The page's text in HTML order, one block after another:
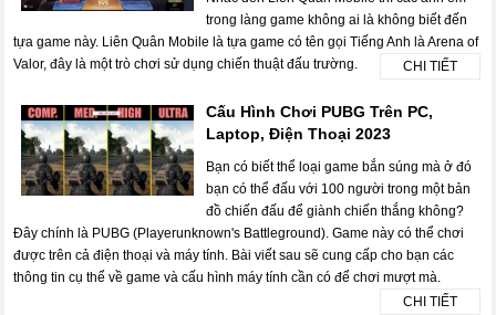
trong làng game không ai là không biết đến
tựa game này. Liên Quân Mobile là tựa game có tên gọi Tiếng Anh là Arena of
Valor, đây là một trò chơi sử dụng chiến thuật đấu trường.
CHI TIẾT
Cấu Hình Chơi PUBG Trên PC,
Laptop, Điện Thoại 2023
Bạn có biết thể loại game bắn súng mà ở đó
bạn có thể đấu với 100 người trong một bản
đồ chiến đấu để giành chiến thắng không?
Đây chính là PUBG (Playerunknown's Battleground). Game này có thể chơi
được trên cả điện thoại và máy tính. Bài viết sau sẽ cung cấp cho bạn các
thông tin cụ thể về game và cấu hình máy tính cần có để chơi mượt mà.
CHI TIẾT